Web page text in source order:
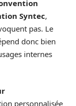
Syntec,
pas. Le
donc bien
internes
personnalisée